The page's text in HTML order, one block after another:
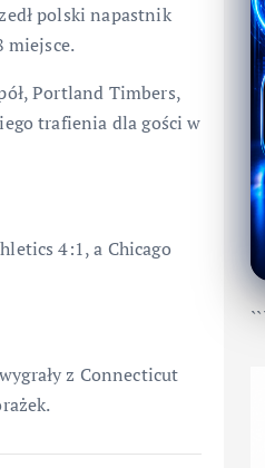
polski napastnik
miejsce.
Portland Timbers,
trafienia dla gości w
4:1, a Chicago
z Connecticut